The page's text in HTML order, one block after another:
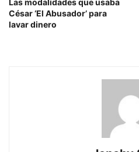
Las modalidades que usaba
César ‘El Abusador’ para
lavar dinero